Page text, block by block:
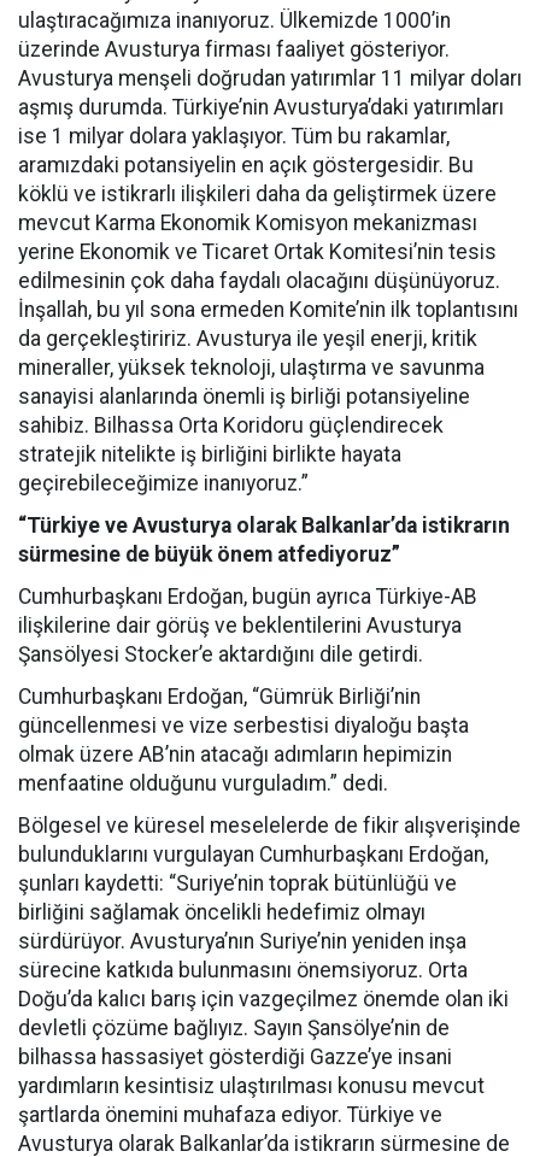
ulaştıracağımıza inanıyoruz. Ülkemizde 1000’in
üzerinde Avusturya firması faaliyet gösteriyor.
Avusturya menşeli doğrudan yatırımlar 11 milyar doları
aşmış durumda. Türkiye’nin Avusturya’daki yatırımları
ise 1 milyar dolara yaklaşıyor. Tüm bu rakamlar,
aramızdaki potansiyelin en açık göstergesidir. Bu
köklü ve istikrarlı ilişkileri daha da geliştirmek üzere
mevcut Karma Ekonomik Komisyon mekanizması
yerine Ekonomik ve Ticaret Ortak Komitesi’nin tesis
edilmesinin çok daha faydalı olacağını düşünüyoruz.
İnşallah, bu yıl sona ermeden Komite’nin ilk toplantısını
da gerçekleştiririz. Avusturya ile yeşil enerji, kritik
mineraller, yüksek teknoloji, ulaştırma ve savunma
sanayisi alanlarında önemli iş birliği potansiyeline
sahibiz. Bilhassa Orta Koridoru güçlendirecek
stratejik nitelikte iş birliğini birlikte hayata
geçirebileceğimize inanıyoruz.”
“Türkiye ve Avusturya olarak Balkanlar’da istikrarın
sürmesine de büyük önem atfediyoruz”
Cumhurbaşkanı Erdoğan, bugün ayrıca Türkiye-AB
ilişkilerine dair görüş ve beklentilerini Avusturya
Şansölyesi Stocker’e aktardığını dile getirdi.
Cumhurbaşkanı Erdoğan, “Gümrük Birliği’nin
güncellenmesi ve vize serbestisi diyaloğu başta
olmak üzere AB’nin atacağı adımların hepimizin
menfaatine olduğunu vurguladım.” dedi.
Bölgesel ve küresel meselelerde de fikir alışverişinde
bulunduklarını vurgulayan Cumhurbaşkanı Erdoğan,
şunları kaydetti: “Suriye’nin toprak bütünlüğü ve
birliğini sağlamak öncelikli hedefimiz olmayı
sürdürüyor. Avusturya’nın Suriye’nin yeniden inşa
sürecine katkıda bulunmasını önemsiyoruz. Orta
Doğu’da kalıcı barış için vazgeçilmez önemde olan iki
devletli çözüme bağlıyız. Sayın Şansölye’nin de
bilhassa hassasiyet gösterdiği Gazze’ye insani
yardımların kesintisiz ulaştırılması konusu mevcut
şartlarda önemini muhafaza ediyor. Türkiye ve
Avusturya olarak Balkanlar’da istikrarın sürmesine de